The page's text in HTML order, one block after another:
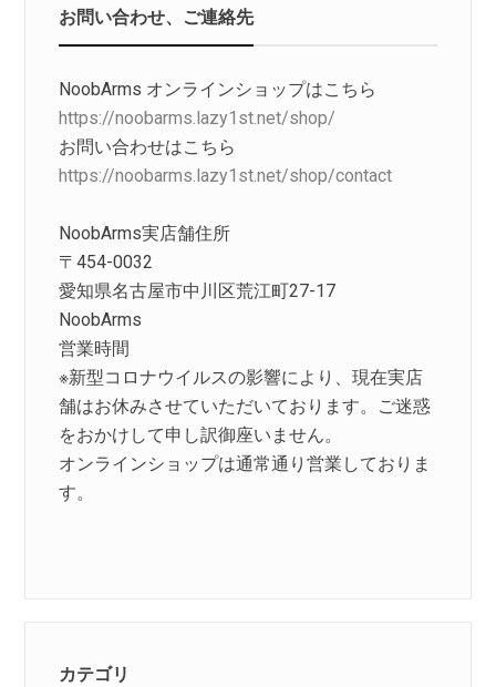
お問い合わせ、ご連絡先
NoobArms オンラインショップはこちら
https://noobarms.lazy1st.net/shop/
お問い合わせはこちら
https://noobarms.lazy1st.net/shop/contact
NoobArms実店舗住所
〒454-0032
愛知県名古屋市中川区荒江町27-17
NoobArms
営業時間
※新型コロナウイルスの影響により、現在実店
舗はお休みさせていただいております。ご迷惑
をおかけして申し訳御座いません。
オンラインショップは通常通り営業しておりま
す。
カテゴリ